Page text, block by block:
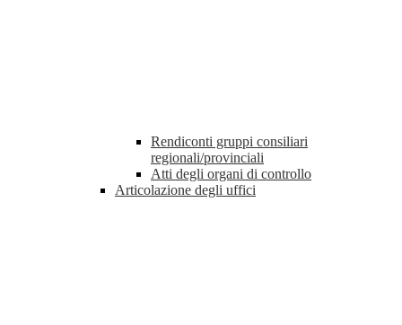
Rendiconti gruppi consiliari
regionali/provinciali
Atti degli organi di controllo
Articolazione degli uffici